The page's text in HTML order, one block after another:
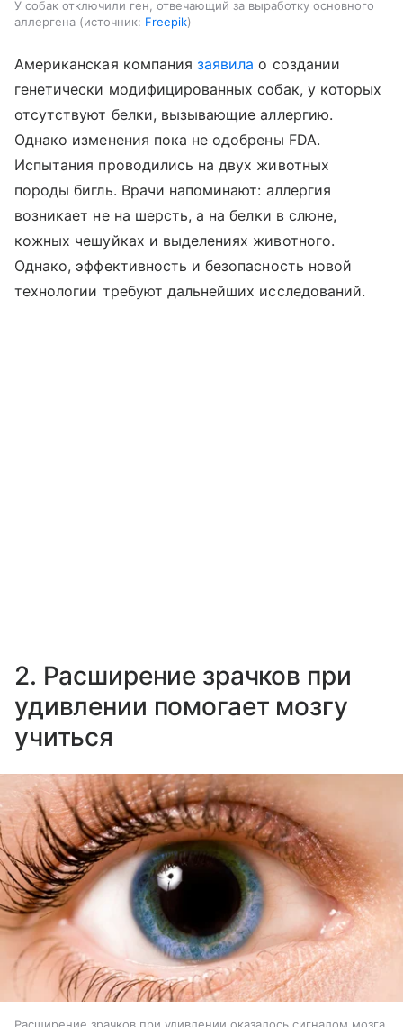
У собак отключили ген, отвечающий за выработку основного
аллергена
источник: Freepik
Американская компаниязаявила о создании
генетически модифицированных собак, у которых
отсутствуют белки, вызывающие аллергию.
Однако изменения пока не одобрены FDA.
Испытания проводились на двух животных
породы бигль. Врачи напоминают: аллергия
возникает не на шерсть, а на белки в слюне,
кожных чешуйках и выделениях животного.
Однако, эффективность и безопасность новой
технологии требуют дальнейших исследований.
2. Расширение зрачков при
удивлении помогает мозгу
учиться